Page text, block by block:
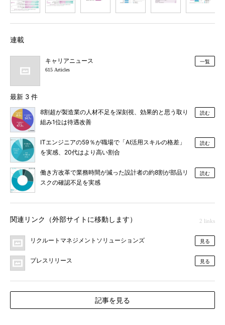
連載
キャリアニュース
615 Articles
一覧
最新 3 件
8割超が製造業の人材不足を深刻視、効果的と思う取り
組み1位は待遇改善
読む
ITエンジニアの59％が職場で「AI活用スキルの格差」
を実感、20代はより高い割合
読む
働き方改革で業務時間が減った設計者の約8割が部品リ
スクの確認不足を実感
読む
関連リンク（外部サイトに移動します） 2 links
リクルートマネジメントソリューションズ 見る
プレスリリース 見る
記事を見る